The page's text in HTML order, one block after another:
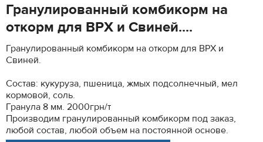
Гранулированный комбикорм на
откорм для ВРХ и Свиней....
Гранулированный комбикорм на откорм для ВРХ и
Свиней.
Состав: кукуруза, пшеница, жмых подсолнечный, мел
кормовой, соль.
Гранула 8 мм. 2000грн/т
Производим гранулированный комбикорм под заказ,
любой состав, любой объем на постоянной основе.